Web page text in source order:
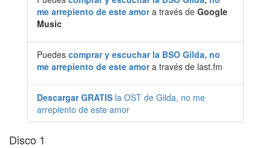
me arrepiento de este amora través de Google
Music
Puedes comprar y escuchar la BSO Gilda, no
me arrepiento de este amora través de last.fm
Descargar GRATIS la OST de Gilda, no me
arrepiento de este amor
Disco 1